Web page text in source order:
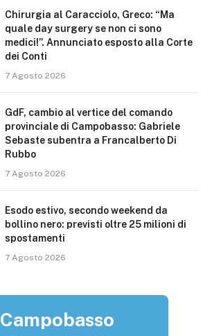
Chirurgia al Caracciolo, Greco: “Ma
quale day surgery se non ci sono
medici!”. Annunciato esposto alla Corte
dei Conti
7 Agosto 2026
GdF, cambio al vertice del comando
provinciale di Campobasso: Gabriele
Sebaste subentra a Francalberto Di
Rubbo
7 Agosto 2026
Esodo estivo, secondo weekend da
bollino nero: previsti oltre 25 milioni di
spostamenti
7 Agosto 2026
Campobasso